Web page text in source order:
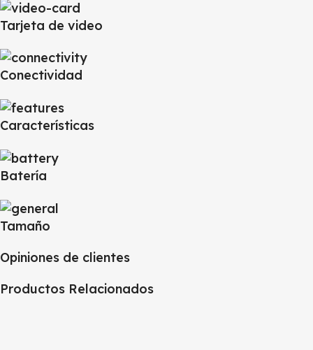
Tarjeta de video
Conectividad
Características
Batería
Tamaño
Opiniones de clientes
Productos Relacionados